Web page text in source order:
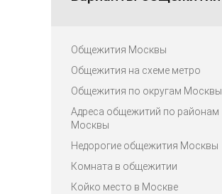
Общежития Москвы
Общежития на схеме метро
Общежития по округам Москвы
Адреса общежитий по районам
Москвы
Недорогие общежития Москвы
Комната в общежитии
Койко место в Москве